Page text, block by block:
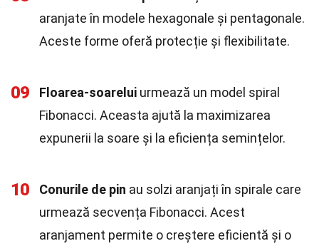
aranjate în modele hexagonale și pentagonale.
Aceste forme oferă protecție și flexibilitate.
09 Floarea-soarelui urmează un model spiral
Fibonacci. Aceasta ajută la maximizarea
expunerii la soare și la eficiența semințelor.
10 Conurile de pin au solzi aranjați în spirale care
urmează secvența Fibonacci. Acest
aranjament permite o creștere eficientă și o